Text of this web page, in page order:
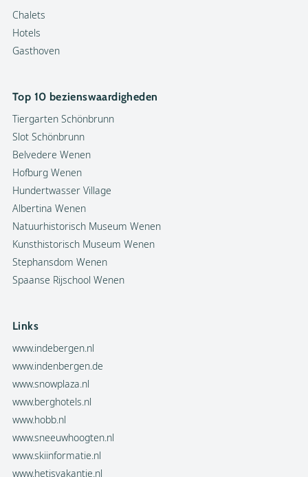
Chalets
Hotels
Gasthoven
Top 10 bezienswaardigheden
Tiergarten Schönbrunn
Slot Schönbrunn
Belvedere Wenen
Hofburg Wenen
Hundertwasser Village
Albertina Wenen
Natuurhistorisch Museum Wenen
Kunsthistorisch Museum Wenen
Stephansdom Wenen
Spaanse Rijschool Wenen
Links
www.indebergen.nl
www.indenbergen.de
www.snowplaza.nl
www.berghotels.nl
www.hobb.nl
www.sneeuwhoogten.nl
www.skiinformatie.nl
www.hetisvakantie.nl